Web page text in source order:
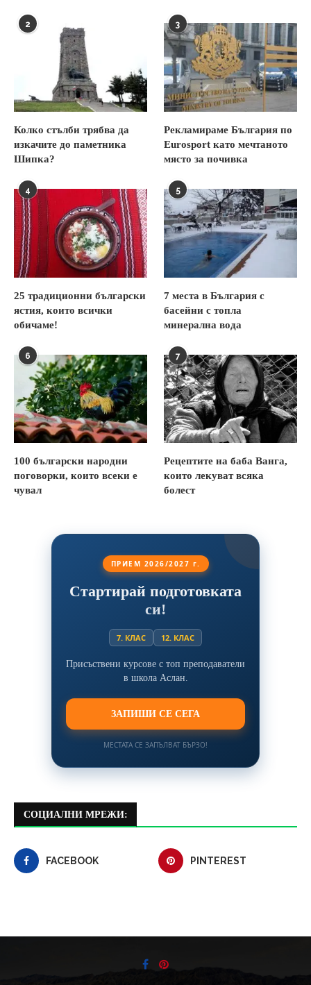
2
Колко стълби трябва да
изкачите до паметника
Шипка?
3
Рекламираме България по
Eurosport като мечтаното
място за почивка
4
25 традиционни български
ястия, които всички
обичаме!
5
7 места в България с
басейни с топла
минерална вода
6
100 български народни
поговорки, които всеки е
чувал
7
Рецептите на баба Ванга,
които лекуват всяка
болест
ПРИЕМ 2026/2027 г.
Стартирай подготовката
си!
7. КЛАС 12. КЛАС
Присъствени курсове с топ преподаватели
в школа Аслан.
ЗАПИШИ СЕ СЕГА
МЕСТАТА СЕ ЗАПЪЛВАТ БЪРЗО!
СОЦИАЛНИ МРЕЖИ:
FACEBOOK PINTEREST